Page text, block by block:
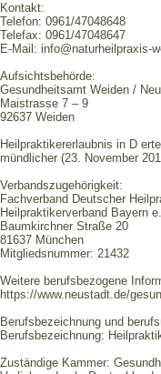
Kontakt:
Telefon: 0961/47048648
Telefax: 0961/47048647
E-Mail: info@naturheilpraxis-
Aufsichtsbehörde:
Gesundheitsamt Weiden /
Maistrasse 7 – 9
92637 Weiden
Heilpraktikererlaubnis in D
mündlicher (23. November
Verbandszugehörigkeit:
Fachverband Deutscher
Heilpraktikerverband Bayern
Baumkirchner Straße 20
81637 München
Mitgliedsnummer: 21432
Weitere berufsbezogene
https://www.neustadt.de/
Berufsbezeichnung und
Berufsbezeichnung:
Zuständige Kammer: